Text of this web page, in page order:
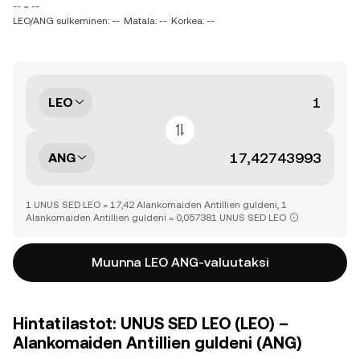
-- ~ --
LEO/ANG sulkeminen: -- Matala: -- Korkea: --
LEO
ANG
1 UNUS SED LEO = 17,42 Alankomaiden Antillien guldeni, 1
Alankomaiden Antillien guldeni = 0,057381 UNUS SED LEO
Muunna LEO ANG-valuutaksi
Hintatilastot: UNUS SED LEO (LEO) –
Alankomaiden Antillien guldeni (ANG)